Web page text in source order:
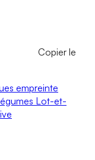
Copier le
empreinte
Lot-et-